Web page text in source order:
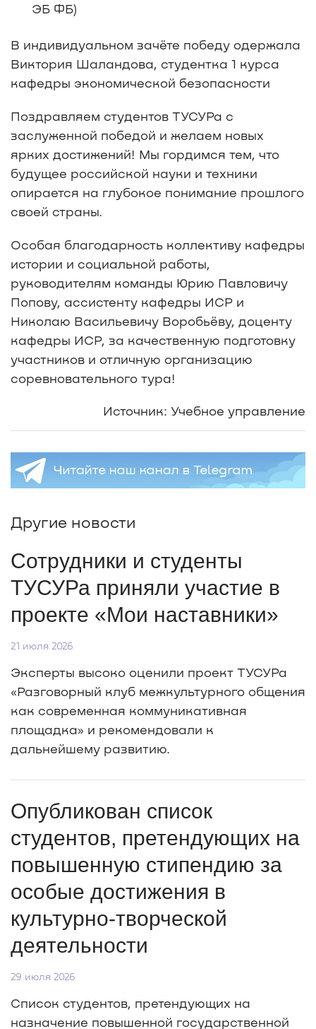
ЭБ ФБ)
В индивидуальном зачёте победу одержала
Виктория Шаландова, студентка 1 курса
кафедры экономической безопасности
Поздравляем студентов ТУСУРа с
заслуженной победой и желаем новых
ярких достижений! Мы гордимся тем, что
будущее российской науки и техники
опирается на глубокое понимание прошлого
своей страны.
Особая благодарность коллективу кафедры
истории и социальной работы,
руководителям команды Юрию Павловичу
Попову, ассистенту кафедры ИСР и
Николаю Васильевичу Воробьёву, доценту
кафедры ИСР, за качественную подготовку
участников и отличную организацию
соревновательного тура!
Источник: Учебное управление
Другие новости
Сотрудники и студенты
ТУСУРа приняли участие в
проекте «Мои наставники»
21 июля 2026
Эксперты высоко оценили проект ТУСУРа
«Разговорный клуб межкультурного общения
как современная коммуникативная
площадка» и рекомендовали к
дальнейшему развитию.
Опубликован список
студентов, претендующих на
повышенную стипендию за
особые достижения в
культурно-творческой
деятельности
29 июля 2026
Список студентов, претендующих на
назначение повышенной государственной